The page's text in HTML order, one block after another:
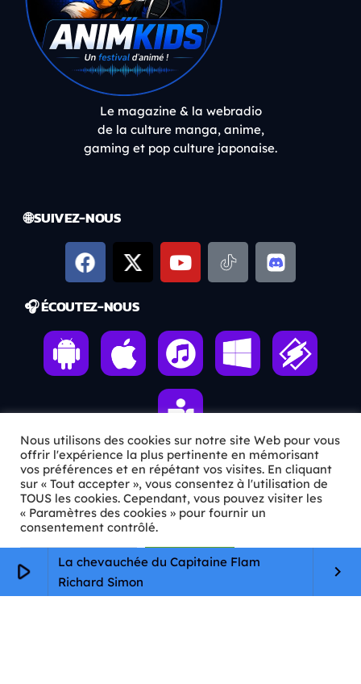
play_arrow
La chevauchée du Capitaine Flam
Richard Simon
keyboard_arrow_right
Le magazine & la webradio
de la culture manga, anime,
gaming et pop culture japonaise.
🌐 SUIVEZ-NOUS
🎧 ÉCOUTEZ-NOUS
ℹ️ INFOS PRATIQUES
✉️Contact
🦊Qui sommes-nous ?
📄
Mentions légales
Nous utilisons des cookies sur notre site Web pour vous
offrir l'expérience la plus pertinente en mémorisant
vos préférences et en répétant vos visites. En cliquant
sur « Tout accepter », vous consentez à l'utilisation de
TOUS les cookies. Cependant, vous pouvez visiter les
« Paramètres des cookies » pour fournir un
consentement contrôlé.
Paramètres Cookie Tout accepter